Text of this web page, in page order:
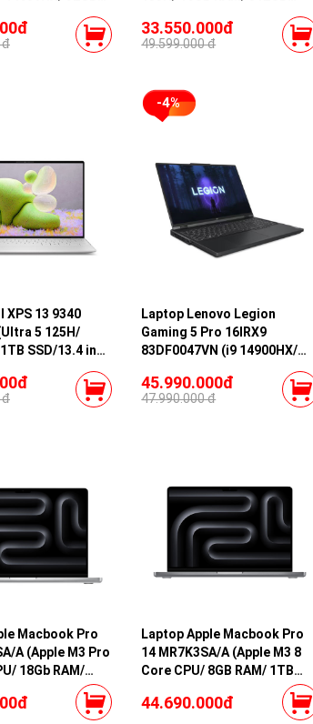
RTX 5070
2.5K/ 240Hz/
đ
SSD/ 15.6 inch FHD/ Win11/
Blue)
33.550.000đ
49.599.000 đ
XPS 13 9340
5 125H/
SSD/13.4 inch
nhôm/
đ
-4%
Laptop Lenovo Legion
Gaming 5 Pro 16IRX9
83DF0047VN (i9 14900HX/
32GB RAM/ 1TB SSD/ RTX
4060 8GB/ 16 inch WQXGA/
240Hz/ Win11/ Storm Grey/
45.990.000đ
47.990.000 đ
Macbook Pro
A (Apple M3 Pro
18Gb RAM/
14 core GPU/
Laptop Apple Macbook Pro
14 MR7K3SA/A (Apple M3 8
Core CPU/ 8GB RAM/ 1TB
SSD/ 10 core GPU/ Space
Gray)
44.690.000đ